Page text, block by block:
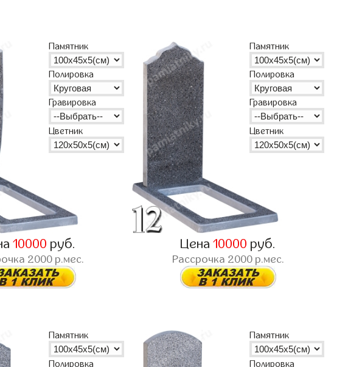
Памятник
Полировка
Гравировка
Цветник
10000 руб.
2000р.мес.
Памятник
Полировка
Гравировка
Цветник
Цена10000 руб.
Рассрочка 2000р.мес.
Памятник
Полировка
Памятник
Полировка